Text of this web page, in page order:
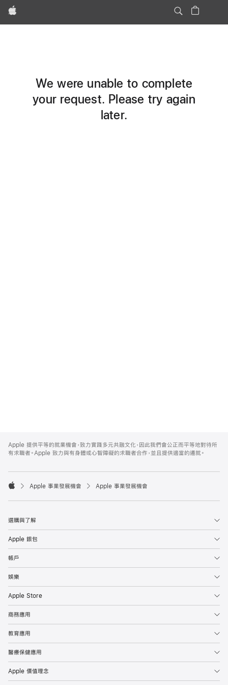
Apple
We were unable to complete
your request. Please try again
later.
Footer
Apple 提供平等的就業機會，致力實踐多元共融文化，因此我們會公正而平等地對待所
有求職者。Apple 致力與有身體或心智障礙的求職者合作，並且提供適當的遷就。

Apple 事業發展機會 Apple 事業發展機會
選購與了解
Apple 銀包
帳戶
娛樂
Apple Store
商務應用
教育應用
醫療保健應用
Apple 價值理念